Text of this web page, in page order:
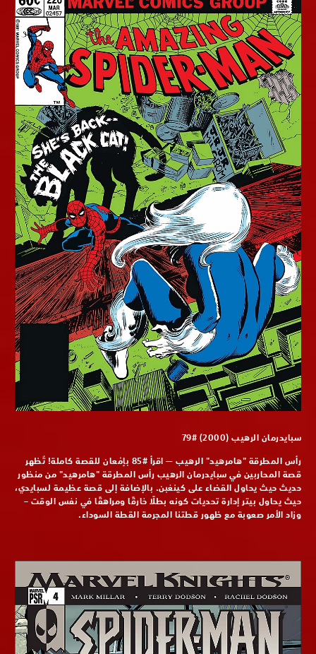
سبايدرمان الرهيب (2000) #79
رأس المطرقة "هامرهيد" الرهيب — اقرأ #85 بإمْعان للقصة كاملة! تُظهر
قصة المحاربين في سبايدرمان الرهيب رأس المطرقة "هامرهيد" من منظور
حديث حيث يحاول القضاء على كينغبن. بالإضافة إلى قصة عظيمة لسبايدي،
حيث يحاول بيتر إدارة تحديات كونه بطلًا خارقًا ومراهقًا في نفس الوقت –
وزاد الأمر صعوبة مع ظهور قطتنا المجرمة القطة السوداء.